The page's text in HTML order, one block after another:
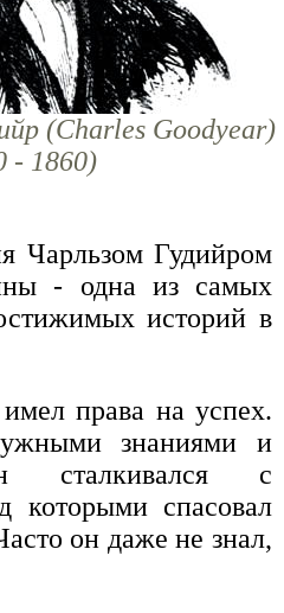
(Charles Goodyear)
- 1860)
Чарльзом Гудийром
- одна из самых
историй в
права на успех.
знаниями и
сталкивался с
которыми спасовал
он даже не знал,